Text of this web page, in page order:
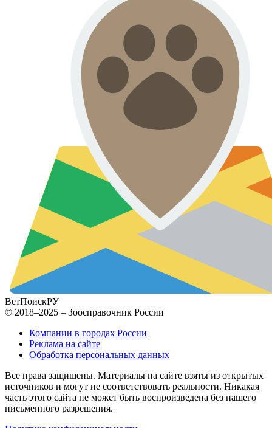
ВетПоискРУ
© 2018–2025 – Зоосправочник России
Компании в городах России
Реклама на сайте
Обработка персональных данных
Все права защищены. Материалы на сайте взяты из открытых
источников и могут не соответствовать реальности. Никакая
часть этого сайта не может быть воспроизведена без нашего
письменного разрешения.